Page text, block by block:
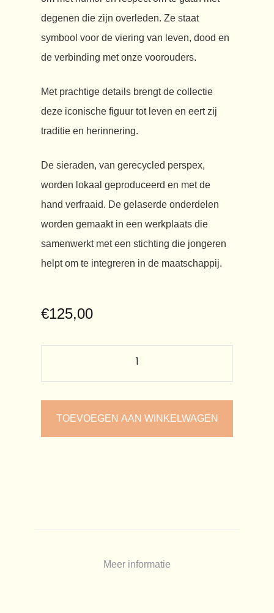
degenen die zijn overleden. Ze staat
symbool voor de viering van leven, dood en
de verbinding met onze voorouders.
Met prachtige details brengt de collectie
deze iconische figuur tot leven en eert zij
traditie en herinnering.
De sieraden, van gerecycled perspex,
worden lokaal geproduceerd en met de
hand verfraaid. De gelaserde onderdelen
worden gemaakt in een werkplaats die
samenwerkt met een stichting die jongeren
helpt om te integreren in de maatschappij.
€125,00
TOEVOEGEN AAN WINKELWAGEN
Meer informatie